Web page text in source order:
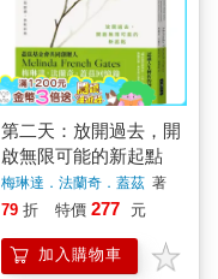
第二天：放開過去，開
啟無限可能的新起點
梅琳達．法蘭奇．蓋茲著
79 折 特價 277 元
加入購物車